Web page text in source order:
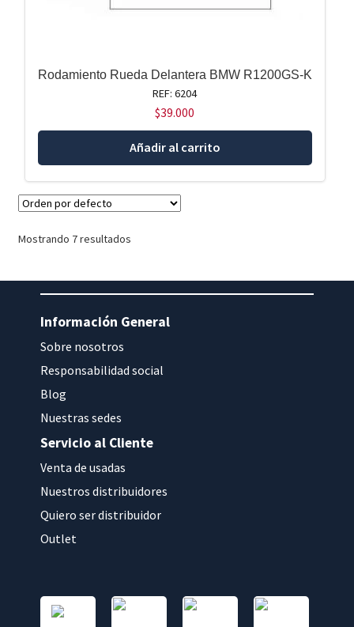
Rodamiento Rueda Delantera BMW R1200GS-K
REF: 6204
$39.000
Añadir al carrito
Mostrando 7 resultados
Información General
Sobre nosotros
Responsabilidad social
Blog
Nuestras sedes
Servicio al Cliente
Venta de usadas
Nuestros distribuidores
Quiero ser distribuidor
Outlet